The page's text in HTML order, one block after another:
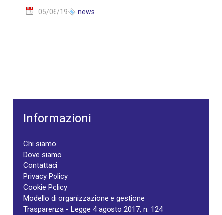
05/06/19 news
Informazioni
Chi siamo
Dove siamo
Contattaci
Privacy Policy
Cookie Policy
Modello di organizzazione e gestione
Trasparenza - Legge 4 agosto 2017, n. 124